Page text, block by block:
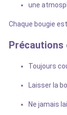
une
Chaque bougie est
Précautions
Toujours
Laisser la
Ne jamais